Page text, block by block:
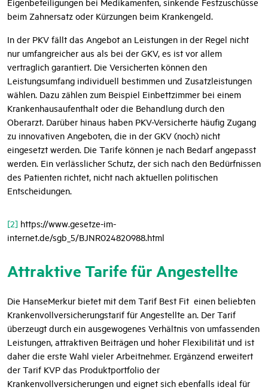
Eigenbeteiligungen bei Medikamenten, sinkende Festzuschüsse
beim Zahnersatz oder Kürzungen beim Krankengeld.
In der PKV fällt das Angebot an Leistungen in der Regel nicht
nur umfangreicher aus als bei der GKV, es ist vor allem
vertraglich garantiert. Die Versicherten können den
Leistungsumfang individuell bestimmen und Zusatzleistungen
wählen. Dazu zählen zum Beispiel Einbettzimmer bei einem
Krankenhausaufenthalt oder die Behandlung durch den
Oberarzt. Darüber hinaus haben PKV-Versicherte häufig Zugang
zu innovativen Angeboten, die in der GKV (noch) nicht
eingesetzt werden. Die Tarife können je nach Bedarf angepasst
werden. Ein verlässlicher Schutz, der sich nach den Bedürfnissen
des Patienten richtet, nicht nach aktuellen politischen
Entscheidungen.
[2] https://www.gesetze-im-
internet.de/sgb_5/BJNR024820988.html
Attraktive Tarife für Angestellte
Die HanseMerkur bietet mit dem Tarif Best Fit einen beliebten
Krankenvollversicherungstarif für Angestellte an. Der Tarif
überzeugt durch ein ausgewogenes Verhältnis von umfassenden
Leistungen, attraktiven Beiträgen und hoher Flexibilität und ist
daher die erste Wahl vieler Arbeitnehmer. Ergänzend erweitert
der Tarif KVP das Produktportfolio der
Krankenvollversicherungen und eignet sich ebenfalls ideal für